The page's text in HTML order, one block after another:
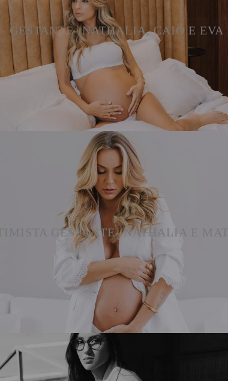
GESTANTE- NATHALIA, CAIO E EVA